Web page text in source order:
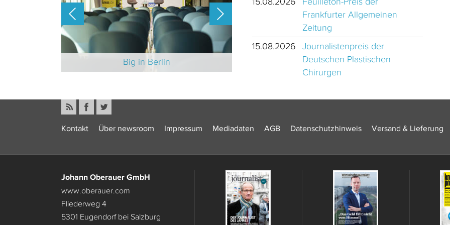
Big in Berlin
Frankfurter Allgemeinen
Zeitung
15.08.2026
Journalistenpreis der
Deutschen Plastischen
Chirurgen
Kontakt Über newsroom Impressum Mediadaten AGB Datenschutzhinweis Versand & Lieferung
Johann Oberauer GmbH
www.oberauer.com
Fliederweg 4
5301 Eugendorf bei Salzburg